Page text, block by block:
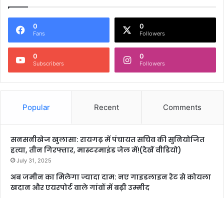
0
Fans
0
Followers
0
Subscribers
0
Followers
Popular Recent Comments
सनसनीखेज खुलासा: रायगढ़ में पंचायत सचिव की सुनियोजित
हत्या, तीन गिरफ्तार, मास्टरमाइंड जेल में!(देखें वीडियो)
July 31, 2025
अब जमीन का मिलेगा ज्यादा दाम: नए गाइडलाइन रेट से कोयला
खदान और एयरपोर्ट वाले गांवों में बढ़ी उम्मीद